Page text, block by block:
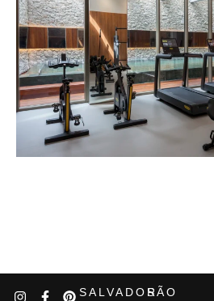
SALVADORSÃO